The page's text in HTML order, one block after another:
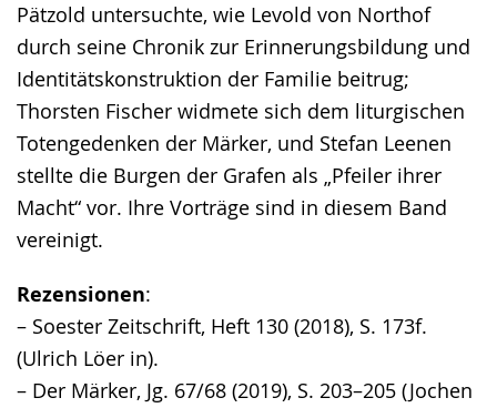
Pätzold untersuchte, wie Levold von Northof
durch seine Chronik zur Erinnerungsbildung und
Identitätskonstruktion der Familie beitrug;
Thorsten Fischer widmete sich dem liturgischen
Totengedenken der Märker, und Stefan Leenen
stellte die Burgen der Grafen als „Pfeiler ihrer
Macht“ vor. Ihre Vorträge sind in diesem Band
vereinigt.
Rezensionen:
– Soester Zeitschrift, Heft 130 (2018), S. 173f.
(Ulrich Löer in).
– Der Märker, Jg. 67/68 (2019), S. 203–205 (Jochen